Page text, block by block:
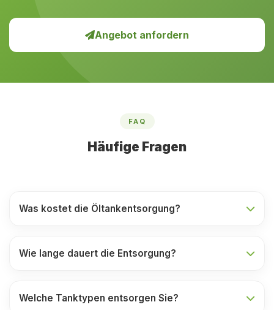
Angebot anfordern
FAQ
Häufige Fragen
Was kostet die Öltankentsorgung?
Wie lange dauert die Entsorgung?
Welche Tanktypen entsorgen Sie?